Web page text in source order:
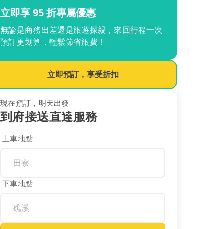
立即享 95 折專屬優惠
無論是商務出差還是旅遊探親，來回行程一次
預訂更划算，輕鬆節省旅費！
立即預訂，享受折扣
現在預訂，明天出發
到府接送直達服務
上車地點
下車地點